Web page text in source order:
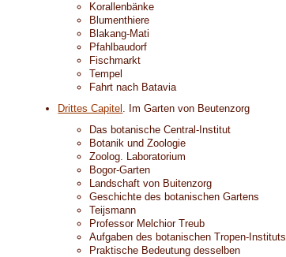
Korallenbänke
Blumenthiere
Blakang-Mati
Pfahlbaudorf
Fischmarkt
Tempel
Fahrt nach Batavia
Drittes Capitel . Im Garten von Beutenzorg
Das botanische Central-Institut
Botanik und Zoologie
Zoolog. Laboratorium
Bogor-Garten
Landschaft von Buitenzorg
Geschichte des botanischen Gartens
Teijsmann
Professor Melchior Treub
Aufgaben des botanischen Tropen-Instituts
Praktische Bedeutung desselben